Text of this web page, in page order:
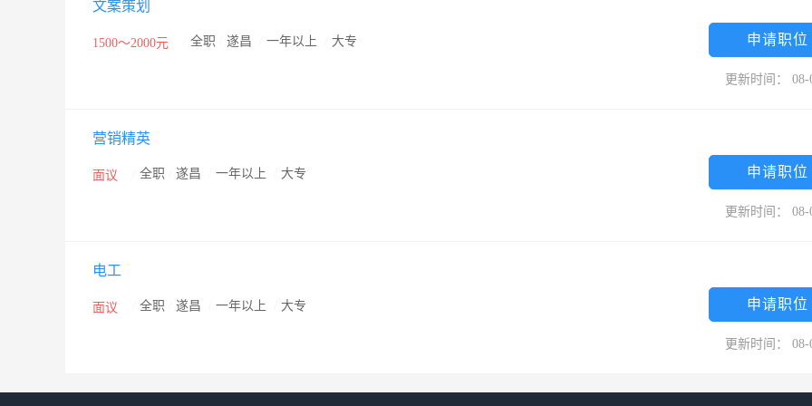
术； 2、所有产品都以低碳环保可再生的竹炭作为主要原材料； 3、整个生产过程是科学环保的，不产生“三废”，不会发生二次污
染； 4、动态空气净化器荣获了国家创新基金项目支持，能彻底清除室内、车内空气污染，长久使用，无需换芯； 5、与浙江大学
家专利20余项，其中已申报和获得国家发明专利6项； 5、参与起草国家标准； 6、两项产品列入“浙江省新产品试制计划”。 四、
公司三大系列高科技产品简介： 1、动态空气净化器：公司成功研制了一种吸附分解剂（已获得国家发明专利），它由竹炭、电
净化，吸附并分解甲醛、苯、氨、TVOC等有害气体。 2、国内首创“竹炭装饰板”（已获得国家发明专利）：该装饰材料不仅具有
“保护室内墙体∕地面∕顶棚、美化居室环境”等基本作用，还具有吸附有害气体、吸湿调湿、释放远红外线、负离子效应、光催化和
抑菌等功能。 3、水净化装置：是以碧岩企业首创的抗菌竹炭陶作为核心过滤器的净水装置，能有效过滤悬浮物、吸附有机物、
文案策划
1500～2000元 全职 遂昌 一年以上 大专 申请职位
更新时间： 08-
营销精英
面议 全职 遂昌 一年以上 大专 申请职位
更新时间： 08-
电工
面议 全职 遂昌 一年以上 大专 申请职位
更新时间： 08-